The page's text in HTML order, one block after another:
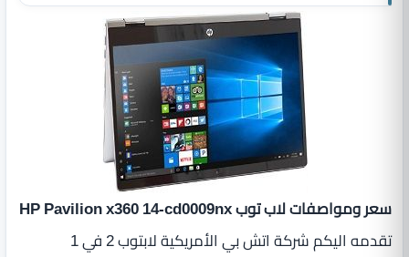
سعر ومواصفات لاب توب HP Pavilion x360 14-cd0009nx
تقدمه اليكم شركة اتش بي الأمريكية ‎لابتوب 2 في 1